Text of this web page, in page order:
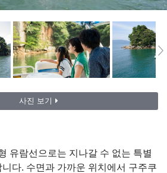
사진 보기
유람선으로는 지나갈 수 없는 특별
다. 수면과 가까운 위치에서 구주쿠